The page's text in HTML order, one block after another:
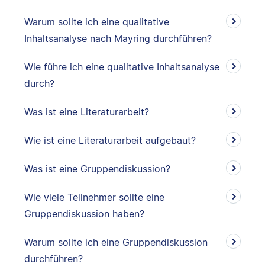
Warum sollte ich eine qualitative
Inhaltsanalyse nach Mayring durchführen?
Wie führe ich eine qualitative Inhaltsanalyse
durch?
Was ist eine Literaturarbeit?
Wie ist eine Literaturarbeit aufgebaut?
Was ist eine Gruppendiskussion?
Wie viele Teilnehmer sollte eine
Gruppendiskussion haben?
Warum sollte ich eine Gruppendiskussion
durchführen?